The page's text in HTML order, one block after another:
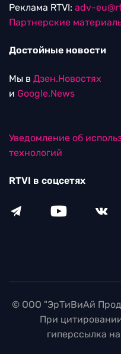
Реклама RTVI: adv-
Партнерские
Достойные новости
Мы в Дзен.Новостях
и Google.News
Уведомление об
технологий
RTVI в соцсетях
© ООО "ЭрТиВиАй
При
гиперссылка